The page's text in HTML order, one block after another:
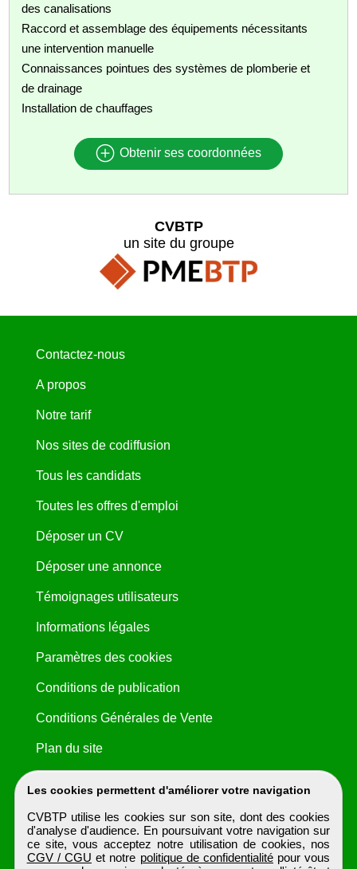
des canalisations
Raccord et assemblage des équipements nécessitants
une intervention manuelle
Connaissances pointues des systèmes de plomberie et
de drainage
Installation de chauffages
Obtenir ses coordonnées
Les cookies permettent d'améliorer votre navigation
CVBTP utilise les cookies sur son site, dont des cookies
d'analyse d'audience. En poursuivant votre navigation sur
ce site, vous acceptez notre utilisation de cookies, nos
CGV / CGU et notre politique de confidentialité pour vous
CVBTP
un site du groupe
Contactez-nous
A propos
Notre tarif
Nos sites de codiffusion
Tous les candidats
Toutes les offres d'emploi
Déposer un CV
Déposer une annonce
Témoignages utilisateurs
Informations légales
Paramètres des cookies
Conditions de publication
Conditions Générales de Vente
Plan du site